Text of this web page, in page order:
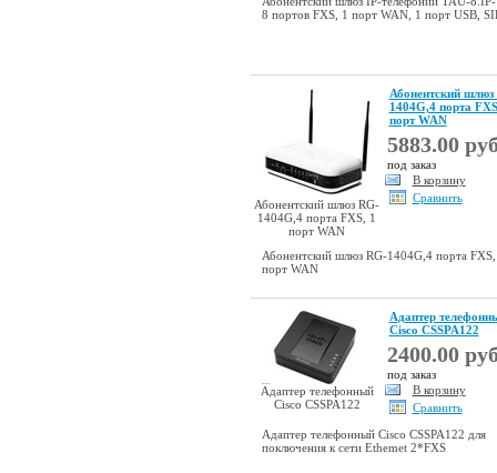
8 портов FXS, 1 порт WAN, 1 порт USB,
Абонентский шлюз RG-
1404G,4 порта FXS, 1
порт WAN
Абонентский шлюз
1404G,4 порта
порт WAN
5883.00
под заказ
В корзину
Сравнить
Абонентский шлюз RG-1404G,4 порта
порт WAN
Адаптер телефонный
Cisco CSSPA122
Адаптер
Cisco CSSPA122
2400.00
под заказ
В корзину
Сравнить
Адаптер телефонный Cisco CSSPA122 для
поключения к сети Ethemet 2*FXS